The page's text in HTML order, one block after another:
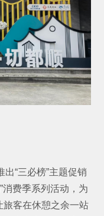
出“三必榜”主题促销
消费季系列活动，为
旅客在休憩之余一站